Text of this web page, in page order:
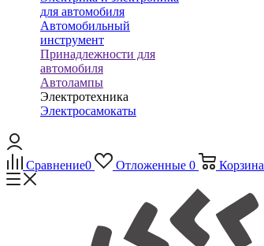
для автомобиля
Автомобильный
инструмент
Принадлежности для
автомобиля
Автолампы
Электротехника
Электросамокаты
Сравнение0 Отложенные 0 Корзина